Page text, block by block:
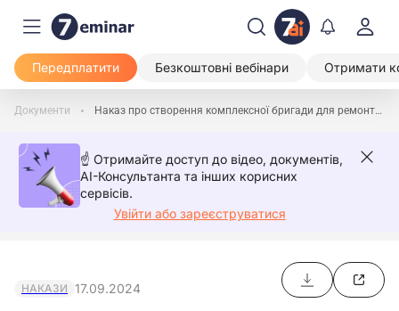
Передплатити Безкоштовні вебінари Отримати
Документи Наказ про створення комплексної бригади для ремонту покрівлі
☝️ Отримайте доступ до відео, документів,
AI-Консультанта та інших корисних
сервісів.
Увійти або зареєструватися
НАКАЗИ 17.09.2024